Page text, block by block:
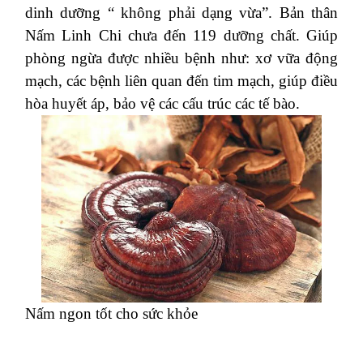
dinh dưỡng “ không phải dạng vừa”. Bản thân
Nấm Linh Chi chưa đến 119 dưỡng chất. Giúp
phòng ngừa được nhiều bệnh như: xơ vữa động
mạch, các bệnh liên quan đến tim mạch, giúp điều
hòa huyết áp, bảo vệ các cấu trúc các tế bào.
Nấm ngon tốt cho sức khỏe